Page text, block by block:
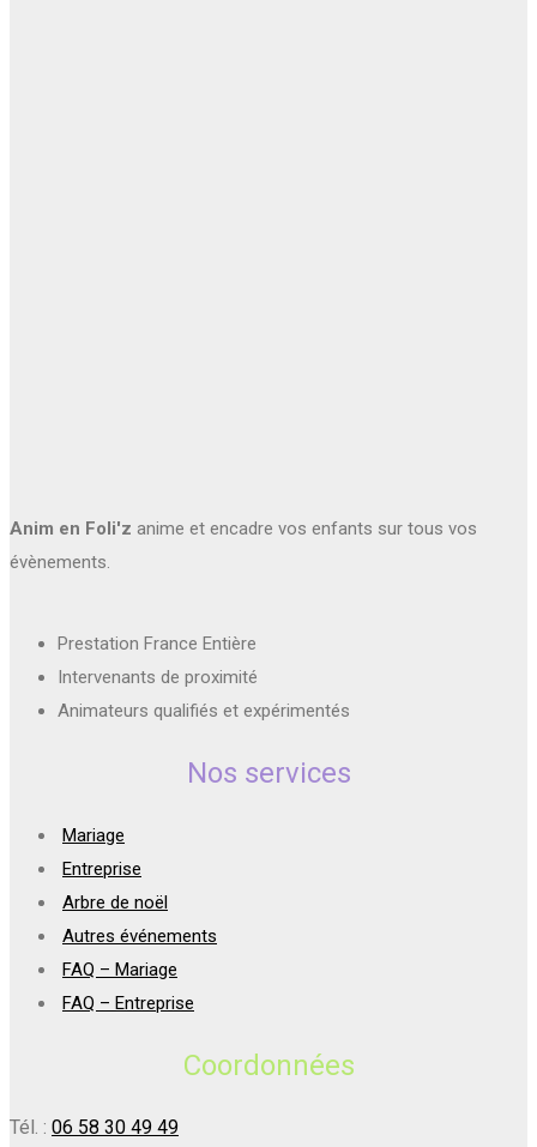
Anim en Foli'z anime et encadre vos enfants sur tous vos
évènements.
Prestation France Entière
Intervenants de proximité
Animateurs qualifiés et expérimentés
Nos services
Mariage
Entreprise
Arbre de noël
Autres événements
FAQ – Mariage
FAQ – Entreprise
Coordonnées
Tél. : 06 58 30 49 49